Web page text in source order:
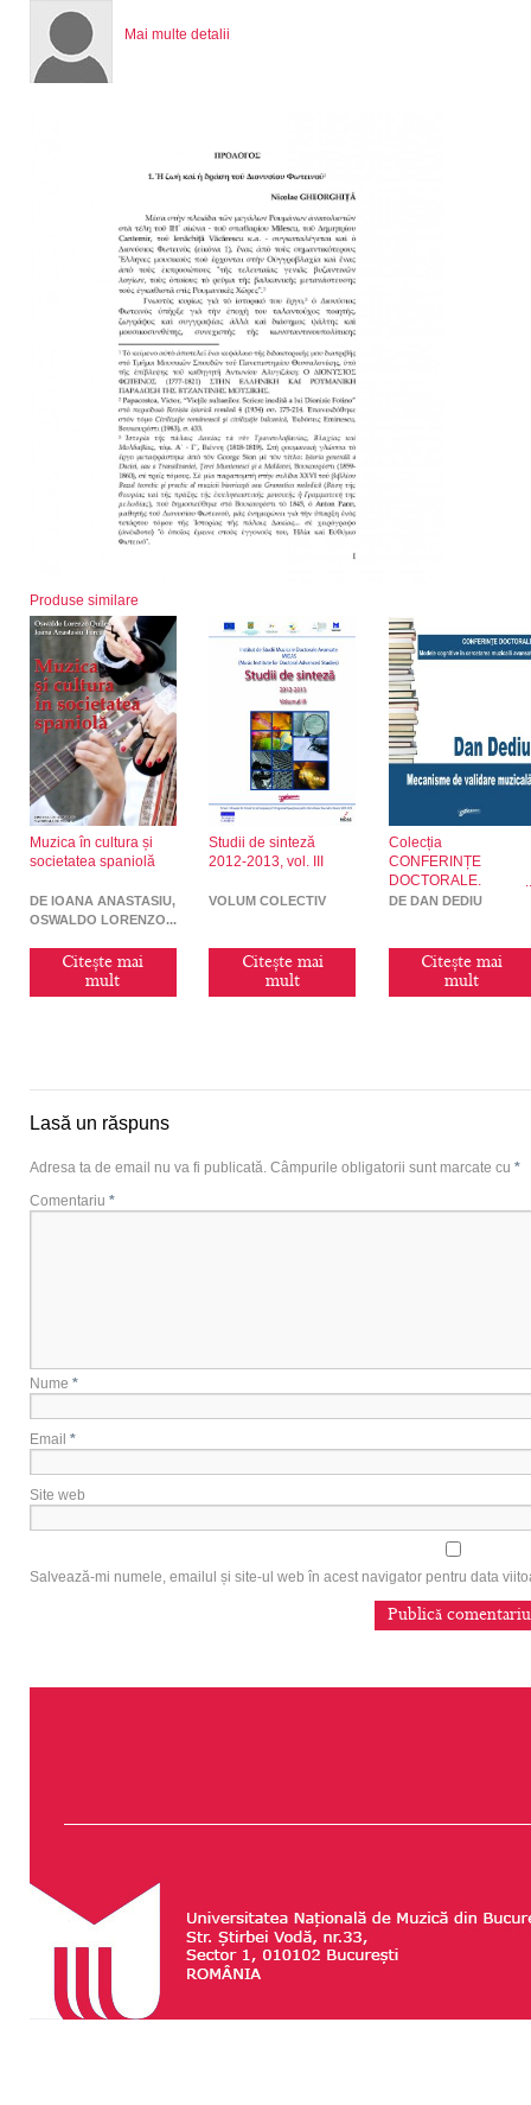
Mai multe detalii
Produse similare
Muzica în cultura și
societatea spaniolă
DE IOANA ANASTASIU,
OSWALDO LORENZO
Citește mai
mult
Studii de sinteză
2012-2013, vol. III
VOLUM COLECTIV
Citește mai
mult
Colecția
CONFERINȚE
DOCTORALE.
Mecanisme de
DE DAN DEDIU
Citește mai
mult
Lasă un răspuns
Adresa ta de email nu va fi publicată. Câmpurile obligatorii sunt marcate cu *
Comentariu *
Nume *
Email *
Site web
Salvează-mi numele, emailul și site-ul web în acest navigator pentru data